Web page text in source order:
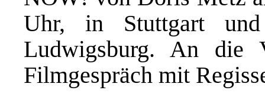
Uhr, in Stuttgart
Ludwigsburg. An die
Filmgespräch mit